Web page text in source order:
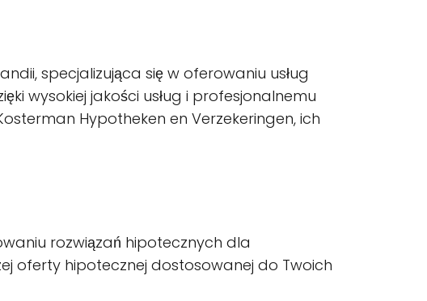
specjalizująca się w oferowaniu usług
wysokiej jakości usług i profesjonalnemu
Hypotheken en Verzekeringen, ich
rozwiązań hipotecznych dla
oferty hipotecznej dostosowanej do Twoich